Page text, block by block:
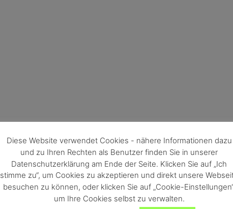
Diese Website verwendet Cookies - nähere Informationen dazu
und zu Ihren Rechten als Benutzer finden Sie in unserer
Datenschutzerklärung am Ende der Seite. Klicken Sie auf „Ich
stimme zu“, um Cookies zu akzeptieren und direkt unsere
besuchen zu können, oder klicken Sie auf „Cookie-
um Ihre Cookies selbst zu verwalten.